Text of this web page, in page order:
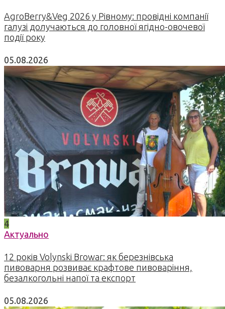
AgroBerry&Veg 2026 у Рівному: провідні компанії
галузі долучаються до головної ягідно-овочевої
події року
05.08.2026
4
Актуально
12 років Volynski Browar: як березнівська
пивоварня розвиває крафтове пивоваріння,
безалкогольні напої та експорт
05.08.2026